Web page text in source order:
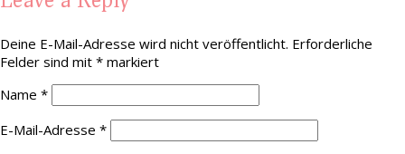
Deine E-Mail-Adresse wird nicht veröffentlicht. Erforderliche
Felder sind mit * markiert
Name *
E-Mail-Adresse *